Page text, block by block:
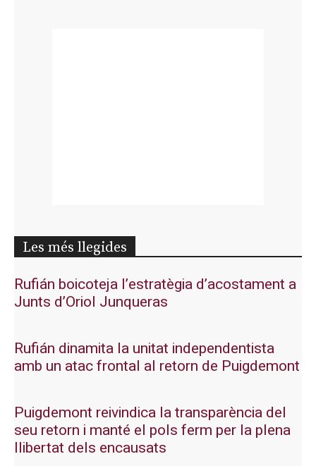
Les més llegides
Rufián boicoteja l’estratègia d’acostament a
Junts d’Oriol Junqueras
Rufián dinamita la unitat independentista
amb un atac frontal al retorn de Puigdemont
Puigdemont reivindica la transparència del
seu retorn i manté el pols ferm per la plena
llibertat dels encausats